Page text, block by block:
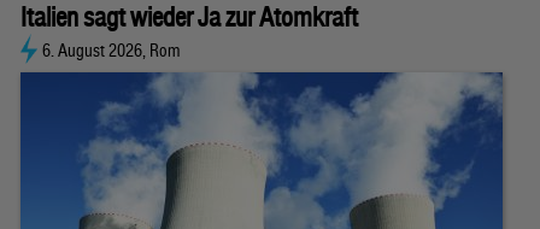
Italien sagt wieder Ja zur Atomkraft
6. August 2026, Rom